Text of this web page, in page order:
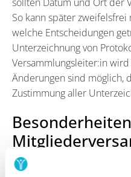
So kann später
welche Entscheidungen
Unterzeichnung von
Versammlungsleiter:in
Änderungen sind möglich,
Zustimmung aller
Verein